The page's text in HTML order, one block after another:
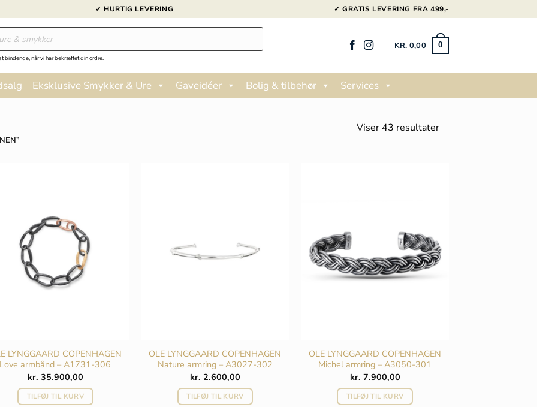
✓ HURTIG LEVERING ✓ GRATIS LEVERING FRA 499,-
bindende, når vi har bekræftet din ordre.
KR. 0,00 0
Eksklusive Smykker & Ure Gaveidéer Bolig & tilbehør Services
Viser 43 resultaterSorteret
LYNGGAARD COPENHAGEN
Love armbånd – A1731-306
kr. 35.900,00
TILFØJ TIL KURV
OLE LYNGGAARD COPENHAGEN
Nature armring – A3027-302
kr. 2.600,00
TILFØJ TIL KURV
OLE LYNGGAARD COPENHAGEN
Michel armring – A3050-301
kr. 7.900,00
TILFØJ TIL KURV